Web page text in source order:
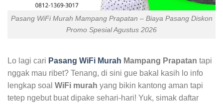
Pasang WiFi Murah Mampang Prapatan – Biaya Pasang Diskon
Promo Spesial Agustus 2026
Lo lagi cari Pasang WiFi Murah Mampang Prapatan tapi
nggak mau ribet? Tenang, di sini gue bakal kasih lo info
lengkap soal WiFi murah yang bikin kantong aman tapi
tetep ngebut buat dipake sehari-hari! Yuk, simak daftar